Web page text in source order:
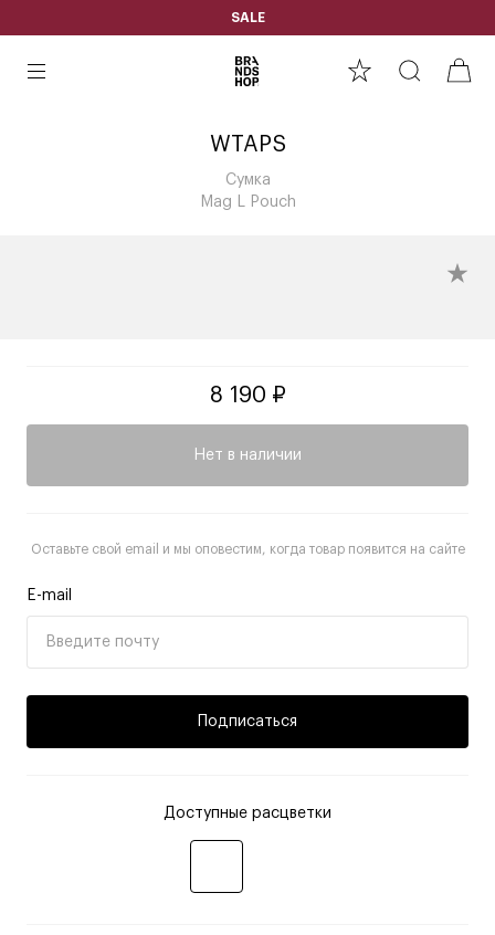
SALE
WTAPS
Сумка
Mag L Pouch
8 190 ₽
Нет в наличии
Оставьте свой email и мы оповестим, когда товар появится на сайте
E-mail
Подписаться
Доступные расцветки